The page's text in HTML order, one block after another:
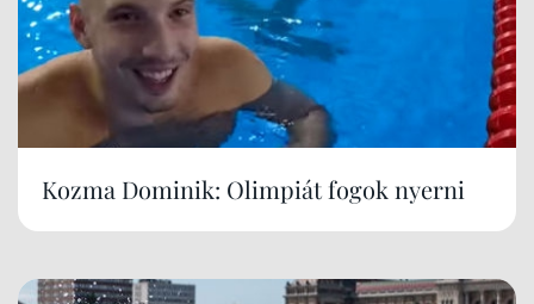
Kozma Dominik: Olimpiát fogok nyerni